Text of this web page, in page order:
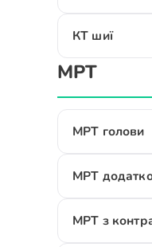
КТ шиї
МРТ
МРТ голови
МРТ
МРТ з